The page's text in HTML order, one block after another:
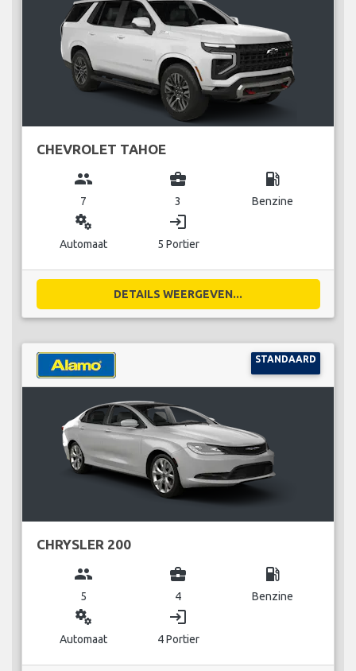
CHEVROLET TAHOE
group
7
business_center
3
local_gas_station
Benzine
miscellaneous_services
Automaat
login
5 Portier
DETAILS WEERGEVEN...
STANDAARD
CHRYSLER 200
group
5
business_center
4
local_gas_station
Benzine
miscellaneous_services
Automaat
login
4 Portier